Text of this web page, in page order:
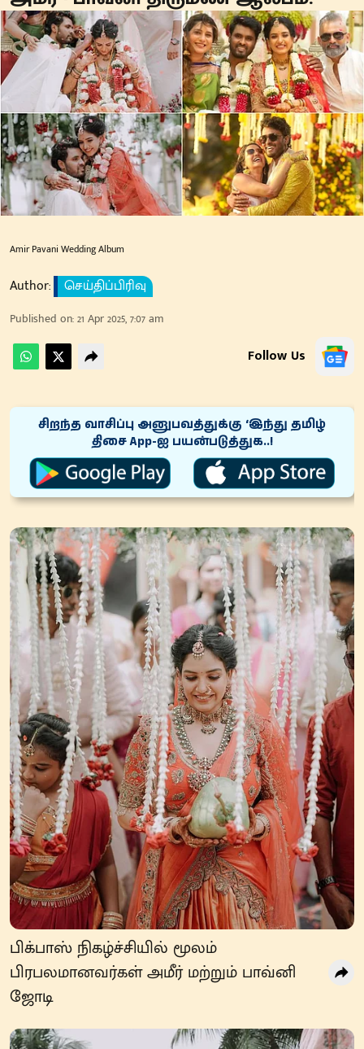
Amir Pavani Wedding Album
Author: செய்திப்பிரிவு
Published on:21 Apr 2025, 7:07 am
Follow Us
சிறந்த வாசிப்பு அனுபவத்துக்கு ‘இந்து தமிழ்
திசை App-ஐ பயன்படுத்துக..!
பிக்பாஸ் நிகழ்ச்சியில் மூலம்
பிரபலமானவர்கள் அமீர் மற்றும் பாவ்னி
ஜோடி